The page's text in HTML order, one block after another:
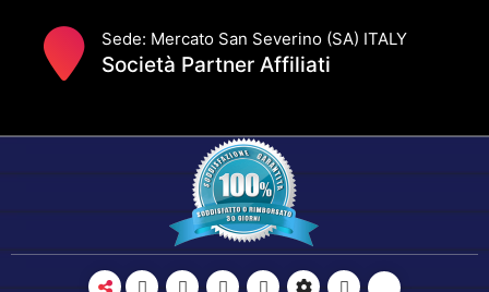
Sede: Mercato San Severino (SA) ITALY
Società Partner Affiliati